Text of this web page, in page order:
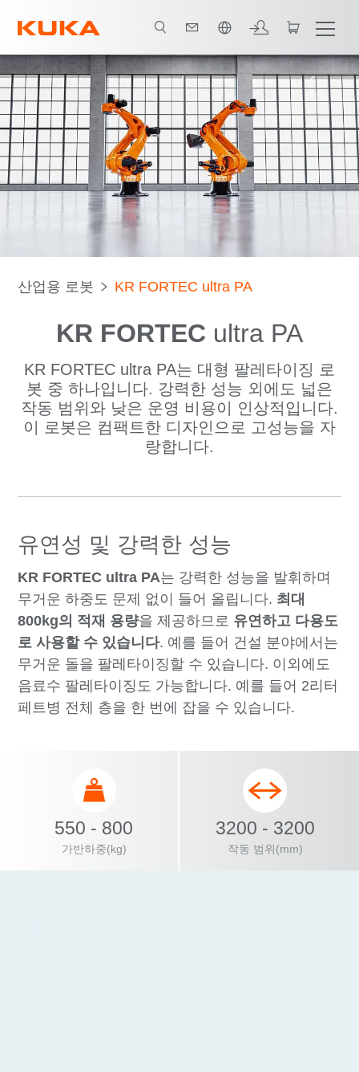
로봇 유형 사용 영역에
산업용 로봇 KR FORTEC ultra PA
KR FORTEC ultra PA
KR FORTEC ultra PA는 대형 팔레타이징 로
봇 중 하나입니다. 강력한 성능 외에도 넓은
작동 범위와 낮은 운영 비용이 인상적입니다.
이 로봇은 컴팩트한 디자인으로 고성능을 자
랑합니다.
유연성 및 강력한 성능
KR FORTEC ultra PA는 강력한 성능을 발휘하며
무거운 하중도 문제 없이 들어 올립니다. 최대
800kg의 적재 용량을 제공하므로 유연하고 다용도
로 사용할 수 있습니다. 예를 들어 건설 분야에서는
무거운 돌을 팔레타이징할 수 있습니다. 이외에도
음료수 팔레타이징도 가능합니다. 예를 들어 2리터
페트병 전체 층을 한 번에 잡을 수 있습니다.
550 - 800
가반하중(kg)
3200 - 3200
작동 범위(mm)